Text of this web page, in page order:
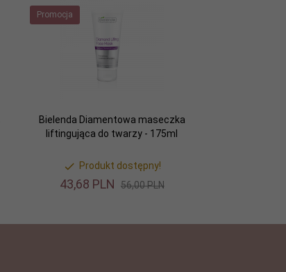
Promocja
Bielenda Diamentowa maseczka
liftingująca do twarzy - 175ml
Produkt dostępny!
43,68 PLN 56,00 PLN